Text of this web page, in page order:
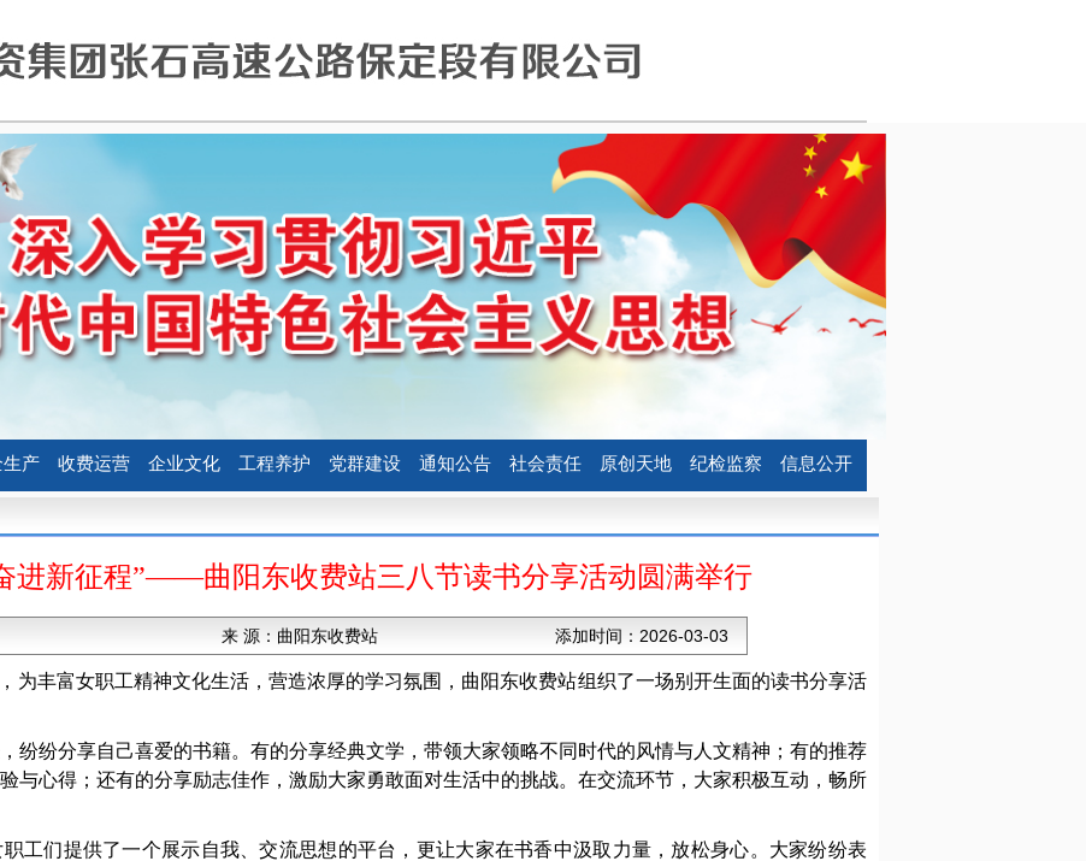
产 收费运营 企业文化 工程养护 党群建设 通知公告 社会责任 原创天地 纪检监察 信息公开
进新征程”——曲阳东收费站三八节读书分享活动圆满举行
来 源： 曲阳东收费站 添加时间： 2026-03-03
为丰富女职工精神文化生活，营造浓厚的学习氛围，曲阳东收费站组织了一场别开生面的读书分享活
纷纷分享自己喜爱的书籍。有的分享经典文学，带领大家领略不同时代的风情与人文精神；有的推荐
与心得；还有的分享励志佳作，激励大家勇敢面对生活中的挑战。在交流环节，大家积极互动，畅所
工们提供了一个展示自我、交流思想的平台，更让大家在书香中汲取力量，放松身心。大家纷纷表